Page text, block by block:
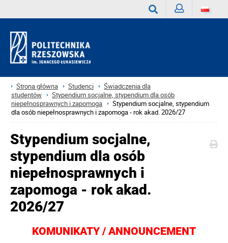
Strona główna Studenci
Świadczenia dla
studentów
Stypendium socjalne, stypendium dla osób
niepełnosprawnych i zapomoga
Stypendium socjalne, stypendium
dla osób niepełnosprawnych i zapomoga - rok akad. 2026/27
Stypendium socjalne,
stypendium dla osób
niepełnosprawnych i
zapomoga - rok akad.
2026/27
KOMUNIKATY / ANNOUNCEMENT